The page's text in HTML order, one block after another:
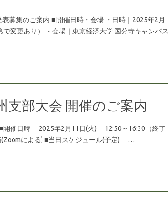
募集のご案内 ■ 開催日時・会場 ・日時｜2025年2月
変更あり） ・会場｜東京経済大学 国分寺キャンパス
支部大会 開催のご案内
■開催日時 2025年2月11日(火) 12:50～16:30（終了
による) ■当日スケジュール(予定) …